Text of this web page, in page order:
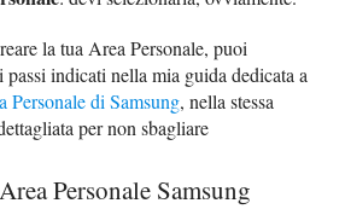
la tua Area Personale, puoi
passi indicati nella mia guida dedicata a
Personale di Samsung, nella stessa
per non sbagliare
Personale Samsung